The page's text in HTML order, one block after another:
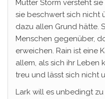
Mutter Storm versteht
sie beschwert sich nicht
dazu allen Grund hätte.
Menschen gegenüber,
erweichen. Rain ist eine
allem, als sich ihr Leben
treu und lässt sich nicht
Lark will es unbedingt